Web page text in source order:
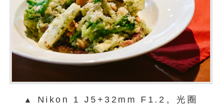
▲ Nikon 1 J5+32mm F1.2。光圈